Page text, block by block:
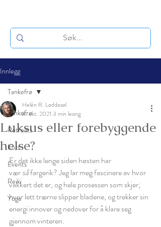
Innlegg
Tankefrø
Retreats
Kurs
Events
Reiki
Yoga
Tankefrø
Luksus eller forebyggende
helse?
Helén R. Løddesøl
8. okt. 2021 3 min lesing
Er det ikke lenge siden høsten har
vær så fargerik? Jeg lar meg fascinere av hvor
vakkert det er, og hele prosessen som skjer;
hvor lett trærne slipper bladene, og trekker sin
energi innover og nedover for å klare seg
gjennom vinteren.